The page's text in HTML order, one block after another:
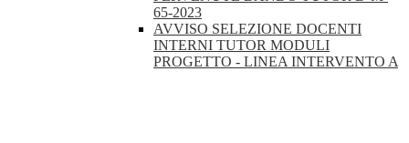
65-2023
AVVISO SELEZIONE DOCENTI
INTERNI TUTOR MODULI
PROGETTO - LINEA INTERVENTO A